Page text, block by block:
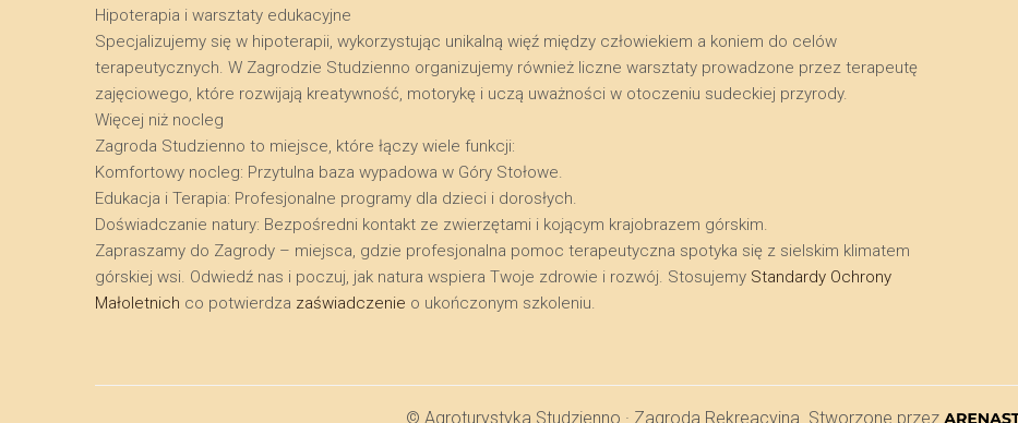
​Hipoterapia i warsztaty edukacyjne
​Specjalizujemy się w hipoterapii, wykorzystując unikalną więź między człowiekiem a koniem do celów
terapeutycznych. W Zagrodzie Studzienno organizujemy również liczne warsztaty prowadzone przez terapeutę
zajęciowego, które rozwijają kreatywność, motorykę i uczą uważności w otoczeniu sudeckiej przyrody.
​Więcej niż nocleg
​Zagroda Studzienno to miejsce, które łączy wiele funkcji:
​Komfortowy nocleg: Przytulna baza wypadowa w Góry Stołowe.
​Edukacja i Terapia: Profesjonalne programy dla dzieci i dorosłych.
​Doświadczanie natury: Bezpośredni kontakt ze zwierzętami i kojącym krajobrazem górskim.
​Zapraszamy do Zagrody – miejsca, gdzie profesjonalna pomoc terapeutyczna spotyka się z sielskim klimatem
górskiej wsi. Odwiedź nas i poczuj, jak natura wspiera Twoje zdrowie i rozwój. Stosujemy Standardy Ochrony
Małoletnich co potwierdza zaświadczenie o ukończonym szkoleniu.
© Agroturystyka Studzienno · Zagroda Rekreacyjna. Stworzone przez